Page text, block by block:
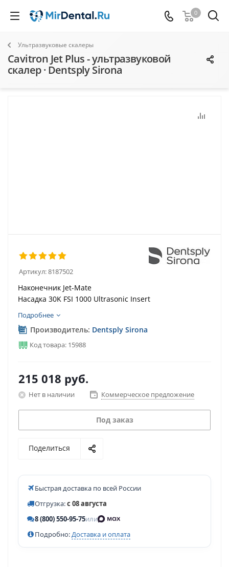
0
Ультразвуковые скалеры
Cavitron Jet Plus - ультразвуковой
скалер · Dentsply Sirona
Артикул:8187502
Наконечник Jet-Mate
Насадка 30K FSI 1000 Ultrasonic Insert
Подробнее
Производитель: Dentsply Sirona
Код товара: 15988
215 018 руб.
Нет в наличии Коммерческое предложение
Под заказ
Поделиться
Быстрая доставка по всей России
Отгрузка:с 08 августа
8 (800) 550-95-75или
Подробно:Доставка и оплата